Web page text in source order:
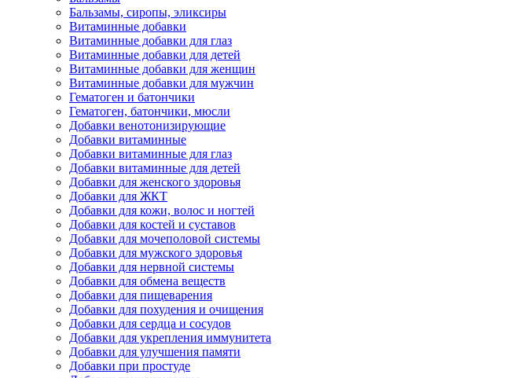
Бальзамы, сиропы, эликсиры
Витаминные добавки
Витаминные добавки для глаз
Витаминные добавки для детей
Витаминные добавки для женщин
Витаминные добавки для мужчин
Гематоген и батончики
Гематоген, батончики, мюсли
Добавки венотонизирующие
Добавки витаминные
Добавки витаминные для глаз
Добавки витаминные для детей
Добавки для женского здоровья
Добавки для ЖКТ
Добавки для кожи, волос и ногтей
Добавки для костей и суставов
Добавки для мочеполовой системы
Добавки для мужского здоровья
Добавки для нервной системы
Добавки для обмена веществ
Добавки для пищеварения
Добавки для похудения и очищения
Добавки для сердца и сосудов
Добавки для укрепления иммунитета
Добавки для улучшения памяти
Добавки при простуде